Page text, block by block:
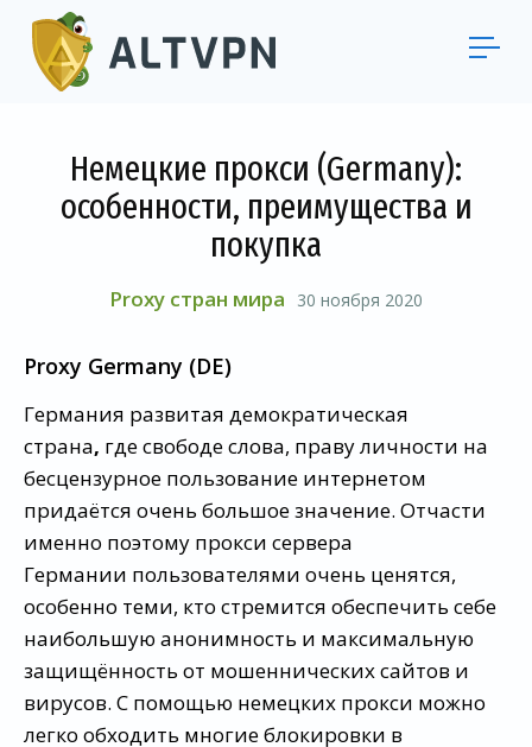
Немецкие прокси (Germany):
особенности, преимущества и
покупка
Proxy стран мира 30 ноября 2020
Proxy Germany (DE)
Германия развитая демократическая
страна, где свободе слова, праву личности на
бесцензурное пользование интернетом
придаётся очень большое значение. Отчасти
именно поэтому прокси сервера
Германии пользователями очень ценятся,
особенно теми, кто стремится обеспечить себе
наибольшую анонимность и максимальную
защищённость от мошеннических сайтов и
вирусов. С помощью немецких прокси можно
легко обходить многие блокировки в